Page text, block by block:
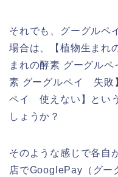
それでも、グーグルペ
場合は、【植物生まれ
まれの酵素 グーグル
素 グーグルペイ 失敗
ペイ 使えない】とい
しょうか？
そのような感じで各自
店でGooglePay（グー